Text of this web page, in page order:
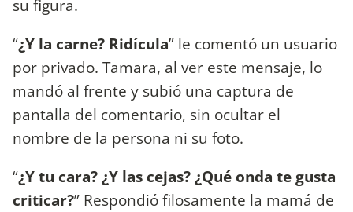
su figura.
“¿Y la carne? Ridícula” le comentó un usuario
por privado. Tamara, al ver este mensaje, lo
mandó al frente y subió una captura de
pantalla del comentario, sin ocultar el
nombre de la persona ni su foto.
“¿Y tu cara? ¿Y las cejas? ¿Qué onda te gusta
criticar?” Respondió filosamente la mamá de